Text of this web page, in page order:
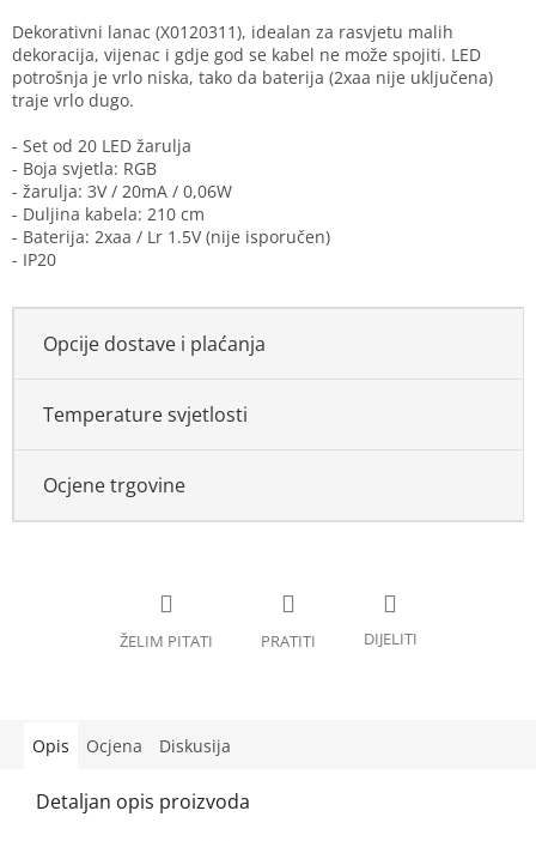
Dekorativni lanac (X0120311), idealan za rasvjetu malih
dekoracija, vijenac i gdje god se kabel ne može spojiti. LED
potrošnja je vrlo niska, tako da baterija (2xaa nije uključena)
traje vrlo dugo.
- Set od 20 LED žarulja
- Boja svjetla: RGB
- žarulja: 3V / 20mA / 0,06W
- Duljina kabela: 210 cm
- Baterija: 2xaa / Lr 1.5V (nije isporučen)
- IP20
Opcije dostave i plaćanja
Temperature svjetlosti
Ocjene trgovine
Opis Ocjena Diskusija